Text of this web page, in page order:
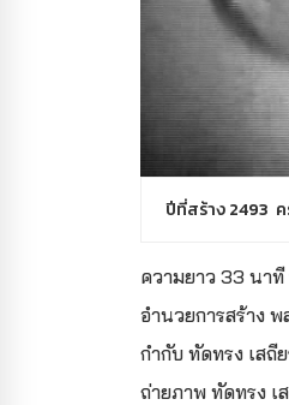
ปีที่สร้าง 2493 ค
ความยาว 33 นา
อำนวยการสร้าง
กำกับ ทัดทรง เสถี
ถ่ายภาพ ทัดทรง เ